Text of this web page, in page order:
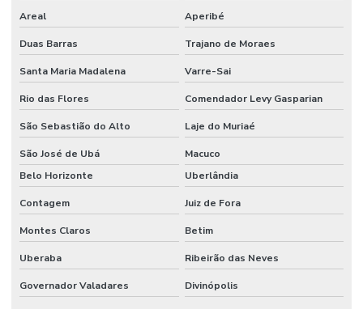
Areal Aperibé
Duas Barras Trajano de Moraes
Santa Maria Madalena Varre-Sai
Rio das Flores Comendador Levy Gasparian
São Sebastião do Alto Laje do Muriaé
São José de Ubá
Macuco
Belo Horizonte
Uberlândia
Contagem Juiz de Fora
Montes Claros Betim
Uberaba Ribeirão das Neves
Governador Valadares Divinópolis